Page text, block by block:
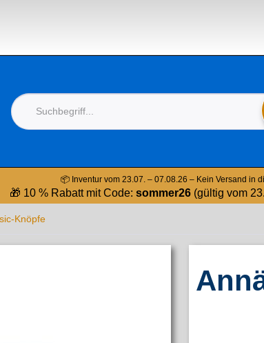
📦 Inventur vom 23.07. – 07.08.26 – Kein Versand in
🎁 10 % Rabatt mit Code: sommer26(gültig vom
Knöpfe